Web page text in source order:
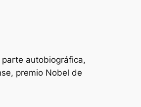
autobiográfica,
premio Nobel de